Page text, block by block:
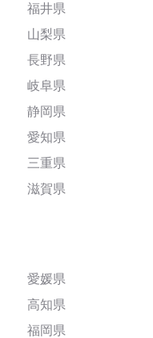
福井県
山梨県
長野県
岐阜県
静岡県
愛知県
三重県
滋賀県
愛媛県
高知県
福岡県